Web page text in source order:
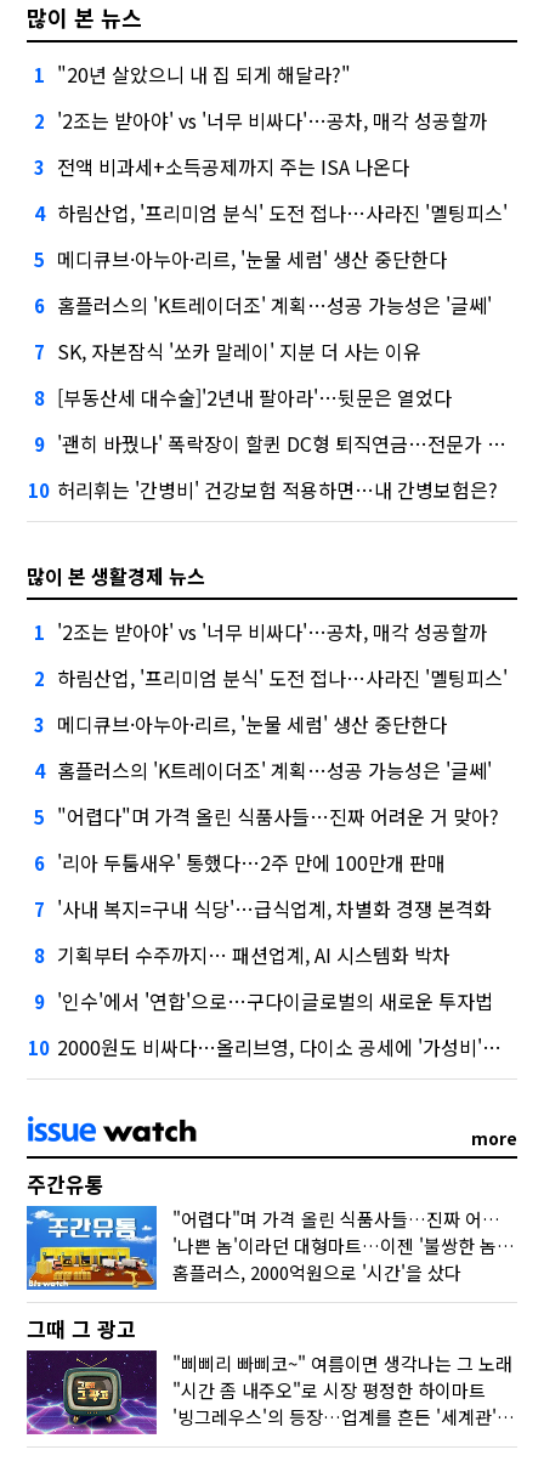
많이 본 뉴스
1 "20년 살았으니 내 집 되게 해달라?"
2 '2조는 받아야' vs '너무 비싸다'…공차, 매각 성공할까
3 전액 비과세+소득공제까지 주는 ISA 나온다
4 하림산업, '프리미엄 분식' 도전 접나…사라진 '멜팅피스'
5 메디큐브·아누아·리르, '눈물 세럼' 생산 중단한다
6 홈플러스의 'K트레이더조' 계획…성공 가능성은 '글쎄'
7 SK, 자본잠식 '쏘카 말레이' 지분 더 사는 이유
8 [부동산세 대수술]'2년내 팔아라'…뒷문은 열었다
9 '괜히 바꿨나' 폭락장이 할퀸 DC형 퇴직연금…전문가 조언은
10 허리휘는 '간병비' 건강보험 적용하면…내 간병보험은?
많이 본 생활경제 뉴스
1 '2조는 받아야' vs '너무 비싸다'…공차, 매각 성공할까
2 하림산업, '프리미엄 분식' 도전 접나…사라진 '멜팅피스'
3 메디큐브·아누아·리르, '눈물 세럼' 생산 중단한다
4 홈플러스의 'K트레이더조' 계획…성공 가능성은 '글쎄'
5 "어렵다"며 가격 올린 식품사들…진짜 어려운 거 맞아?
6 '리아 두툼새우' 통했다…2주 만에 100만개 판매
7 '사내 복지=구내 식당'…급식업계, 차별화 경쟁 본격화
8 기획부터 수주까지… 패션업계, AI 시스템화 박차
9 '인수'에서 '연합'으로…구다이글로벌의 새로운 투자법
10 2000원도 비싸다…올리브영, 다이소 공세에 '가성비'로 맞불
more
주간유통
"어렵다"며 가격 올린 식품사들…진짜 어려운 거 맞아?
'나쁜 놈'이라던 대형마트…이젠 '불쌍한 놈' 됐다
홈플러스, 2000억원으로 '시간'을 샀다
그때 그 광고
"삐삐리 빠삐코~" 여름이면 생각나는 그 노래
"시간 좀 내주오"로 시장 평정한 하이마트
'빙그레우스'의 등장…업계를 흔든 '세계관' 마케팅